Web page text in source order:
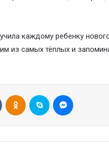
каждому ребенку
из самых тёплых и
VKontakteOdnoklassniki
Skype